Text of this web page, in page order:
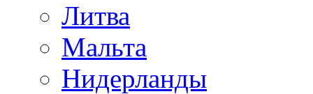
Литва
Мальта
Нидерланды